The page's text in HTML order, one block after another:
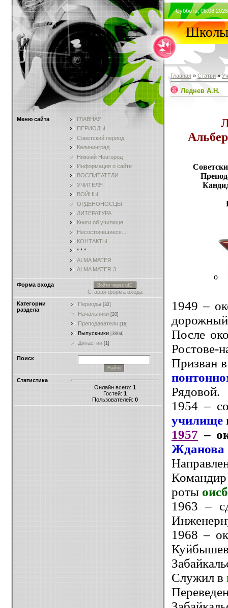
Меню сайта
ГЛАВНАЯ
ПЕРИОДЫ
Советский период
Калининград
Нижний Новгород
Информация о сайте
ВОСПИТАТЕЛИ
УЧИТЕЛЯ
ВОЙНЫ
ОРДЕНОНОСЦЫ
ЛИТЕРАТУРА
Книги об училище
Несостоявшиеся...
КОНТАКТЫ
* * *
ALMA MATER
ALMA MATER 3
Форма входа Войти через uID
Старая форма входа
Категории
раздела
Периоды [32]
Начальники [20]
Преподаватели [16]
Выпускники [3804]
Династии [1]
Поиск
Статистика
Онлайн всего: 1
Гостей: 1
Пользователей: 0
Суббота,
Школы
Главная » Статьи »
Леднев А.Н.
о
1949 –
После
Ростове-
Призван
Рядовой.
1954 –
училище
1957 –
Командир
роты оисб
1963 –
1968 –
Служил в